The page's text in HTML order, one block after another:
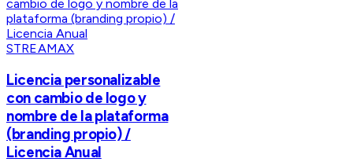
STREAMAX
Licencia personalizable
con cambio de logo y
nombre de la plataforma
(branding propio) /
Licencia Anual